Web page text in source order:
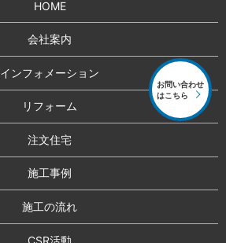
HOME
会社案内
インフォメーション
リフォーム
注文住宅
施工事例
施工の流れ
CSR活動
お問い合わせ
はこちら